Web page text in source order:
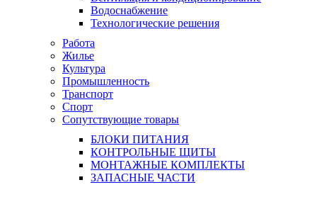
Водоснабжение
Технологические решения
Работа
Жилье
Культура
Промышленность
Транспорт
Спорт
Сопутствующие товары
БЛОКИ ПИТАНИЯ
КОНТРОЛЬНЫЕ ЩИТЫ
МОНТАЖНЫЕ КОМПЛЕКТЫ
ЗАПАСНЫЕ ЧАСТИ